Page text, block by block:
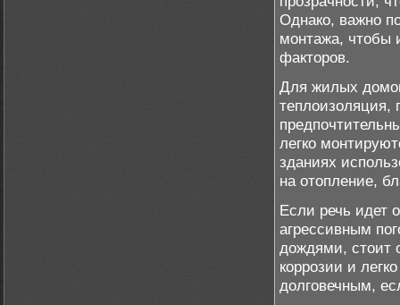
Однако, важно
монтажа, чтобы
факторов.
Для жилых
теплоизоляция,
легко
зданиях
на отопление,
Если речь идет
агрессивным
дождями, стоит
коррозии и
долговечным,